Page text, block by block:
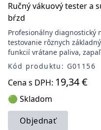
Ručný vákuový tester a
bŕzd
Profesionálny diagnostický
testovanie rôznych
funkcií vrátane paliva,
Kód produktu: G01156
Cena s DPH: 19,34 €
🟢 Skladom
Objednať